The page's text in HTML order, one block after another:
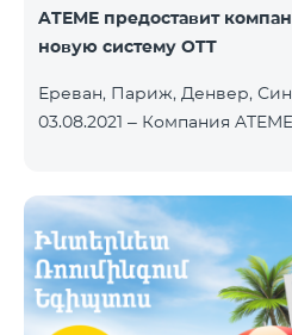
ATEME предоставит
новую систему OTT
Ереван, Париж, Денвер,
03.08.2021 – Компания
заключении нового
поставщиком услуг IPTV и
Beeline, который запускает
телевизионных услуг на
Компания Telecom Armenia